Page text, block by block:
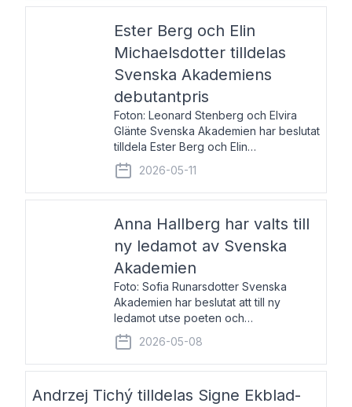
Ester Berg och Elin
Michaelsdotter tilldelas
Svenska Akademiens
debutantpris
Foton: Leonard Stenberg och Elvira
Glänte Svenska Akademien har beslutat
tilldela Ester Berg och Elin
Michaelsdotter Svenska Akademiens
debutantpris för år 2026. Priset är
nyinstiftat och syftar till att lyfta fram
2026-05-11
Anna Hallberg har valts till
ny ledamot av Svenska
Akademien
Foto: Sofia Runarsdotter Svenska
Akademien har beslutat att till ny
ledamot utse poeten och
litteraturkritikern Anna Hallberg. Hon
efterträder poeten Tua Forsström på
stol 18 och kommer att ta sitt inträde vid
2026-05-08
Andrzej Tichý tilldelas Signe Ekblad-